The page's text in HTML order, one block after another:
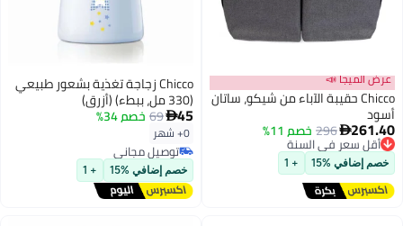
عرض الميجا 📣
Chicco حقيبة الآباء من شيكو، ساتان
أسود
261.40
296 خصم 11%
أقل سعر في السنة
توصيل مجاني
أقل سعر في السنة
خصم إضافي %15 + 1
Chicco زجاجة تغذية بشعور طبيعي
(330 مل، ببطء) (أزرق)
45
69 خصم 34%
0+ شهر
توصيل مجاني
توصيل مجاني
خصم إضافي %15 + 1